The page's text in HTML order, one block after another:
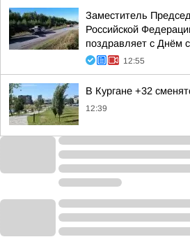
Заместитель
Российской
поздравляет с Днём
12:55
В Кургане +32
12:39